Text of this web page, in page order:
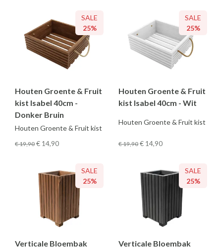
SALE
25%
Houten Groente & Fruit
kist Isabel 40cm -
Donker Bruin
Houten Groente & Fruit kist
€ 19,90 € 14,90
SALE
25%
Houten Groente & Fruit
kist Isabel 40cm - Wit
Houten Groente & Fruit kist
€ 19,90 € 14,90
SALE
25%
Verticale Bloembak
SALE
25%
Verticale Bloembak